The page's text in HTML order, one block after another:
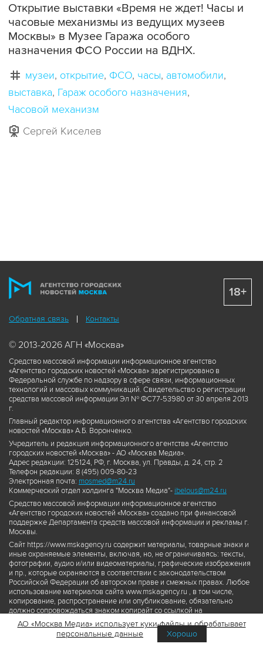
Открытие выставки «Время не ждет! Часы и
часовые механизмы из ведущих музеев
Москвы» в Музее Гаража особого
назначения ФСО России на ВДНХ.
музеи открытие ФСО часы автомобили
выставка Гараж особого назначения
Часовой механизм
Сергей Киселев
Обратная связь Контакты
© 2013-2026 АГН «Москва»
Средство массовой информации информационное агентство
«Агентство городских новостей «Москва» зарегистрировано в
Федеральной службе по надзору в сфере связи, информационных
технологий и массовых коммуникаций. Свидетельство о регистрации
средства массовой информации Эл № ФС77-53980 от 30 апреля 2013
г.
Главный редактор информационного агентства «Агентство городских
новостей «Москва» А.Б. Воронченко.
Учредитель и редакция информационного агентства «Агентство
городских новостей «Москва» - АО «Москва Медиа».
Адрес редакции: 125124, РФ, г. Москва, ул. Правды, д. 24, стр. 2
Телефон редакции: 8 (495) 009-80-23
Электронная почта: mosmed@m24.ru
Коммерческий отдел холдинга "Москва Медиа"- ibelous@m24.ru
Средство массовой информации информационное агентство
«Агентство городских новостей «Москва» создано при финансовой
поддержке Департамента средств массовой информации и рекламы г.
Москвы.
Сайт https://www.mskagency.ru содержит материалы, товарные знаки и
иные охраняемые элементы, включая, но, не ограничиваясь: тексты,
фотографии, аудио и/или видеоматериалы, графические изображения
и пр., которые охраняются в соответствии с законодательством
Российской Федерации об авторском праве и смежных правах. Любое
использование материалов сайта www.mskagency.ru , в том числе,
копирование, распространение или опубликование, обязательно
должно сопровождаться знаком копирайт со ссылкой на
правообладателя © АО «Москва Медиа», а также гиперссылкой на сайт
www.mskagency.ru как на первоисточник информации. Переработка
материалов сайта www.mskagency.ru не допускается.
18+
АО «Москва Медиа» использует куки-файлы и обрабатывает
персональные данные
Хорошо